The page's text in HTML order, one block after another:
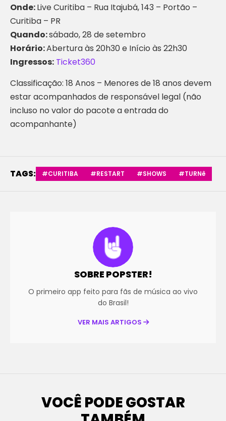
Onde:Live Curitiba – Rua Itajubá, 143 – Portão –
Curitiba – PR
Quando:sábado, 28 de setembro
Horário:Abertura às 20h30 e Início às 22h30
Ingressos: Ticket360
Classificação: 18 Anos – Menores de 18 anos devem
estar acompanhados de responsável legal (não
incluso no valor do pacote a entrada do
acompanhante)
TAGS: #CURITIBA #RESTART #SHOWS #TURNê
SOBRE POPSTER!
O primeiro app feito para fãs de música ao vivo
do Brasil!
VER MAIS ARTIGOS
VOCÊ PODE GOSTAR